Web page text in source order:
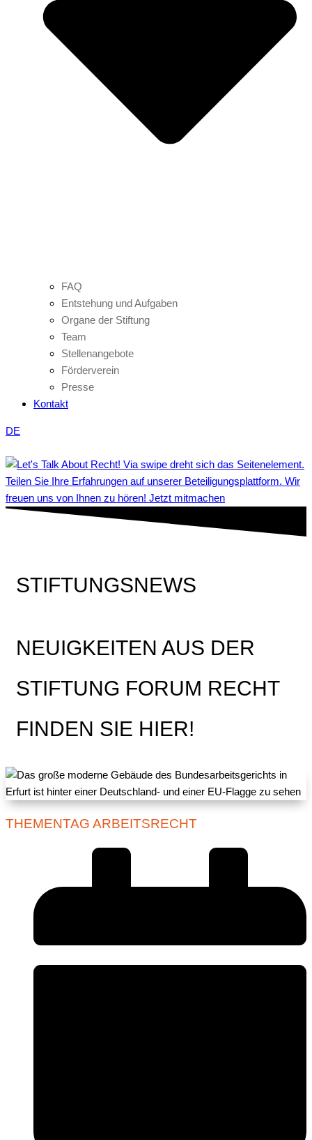
FAQ
Entstehung und Aufgaben
Organe der Stiftung
Team
Stellenangebote
Förderverein
Presse
Kontakt
DE
Teilen Sie Ihre Erfahrungen auf unserer Beteiligungsplattform. Wir
freuen uns von Ihnen zu hören! Jetzt mitmachen
STIFTUNGSNEWS
NEUIGKEITEN AUS DER
STIFTUNG FORUM RECHT
FINDEN SIE HIER!
THEMENTAG ARBEITSRECHT